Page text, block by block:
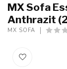
MX Sofa
Anthrazit
MX SOFA